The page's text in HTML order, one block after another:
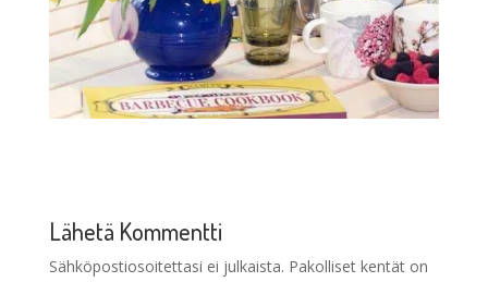
Lähetä Kommentti
Sähköpostiosoitettasi ei julkaista. Pakolliset kentät on